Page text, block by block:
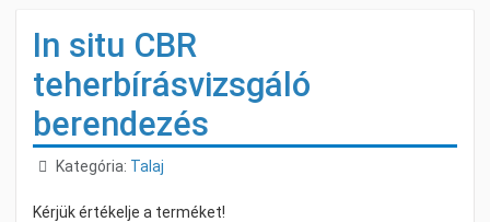
In situ CBR
teherbírásvizsgáló
berendezés
Részletek
Kategória: Talaj